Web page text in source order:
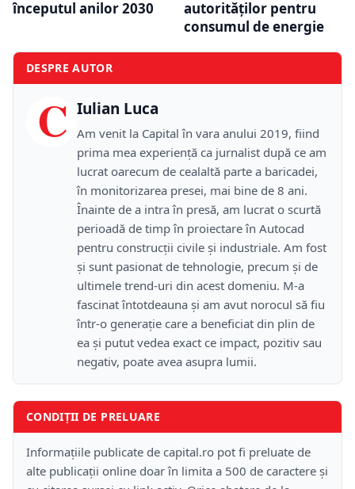
începutul anilor 2030
autorităților pentru
consumul de energie
DESPRE AUTOR
C Iulian Luca
Am venit la Capital în vara anului 2019, fiind
prima mea experiență ca jurnalist după ce am
lucrat oarecum de cealaltă parte a baricadei,
în monitorizarea presei, mai bine de 8 ani.
Înainte de a intra în presă, am lucrat o scurtă
perioadă de timp în proiectare în Autocad
pentru construcții civile și industriale. Am fost
și sunt pasionat de tehnologie, precum și de
ultimele trend-uri din acest domeniu. M-a
fascinat întotdeauna și am avut norocul să fiu
într-o generație care a beneficiat din plin de
ea și putut vedea exact ce impact, pozitiv sau
negativ, poate avea asupra lumii.
CONDIȚII DE PRELUARE
Informațiile publicate de capital.ro pot fi preluate de
alte publicații online doar în limita a 500 de caractere și